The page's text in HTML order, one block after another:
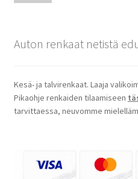
Auton renkaat netistä
Kesä- ja talvirenkaat. Laaja
Pikaohje renkaiden tilaamiseen
tarvittaessa, neuvomme